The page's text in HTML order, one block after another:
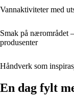
Vannaktiviteter med
Smak på nærområdet
produsenter
Håndverk som
En dag fylt